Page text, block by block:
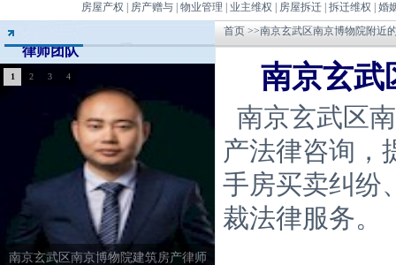
房屋产权 房产赠与| 物业管理 业主维权 房屋拆迁| 拆迁维权 婚
律师团队
南京玄武区南京博物院建筑房产律师
1 2 3 4
首页 >>南京玄武区南京博物院附近
南京玄武
南京玄武区
产法律咨询，
手房买卖纠纷
裁法律服务。